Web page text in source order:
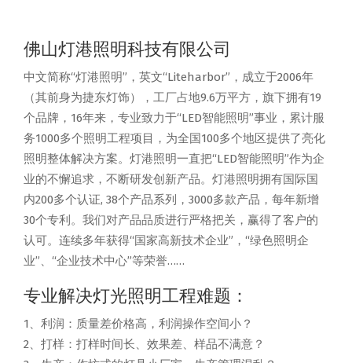
佛山灯港照明科技有限公司
中文简称“灯港照明”，英文“Liteharbor”，成立于2006年
（其前身为捷东灯饰），工厂占地9.6万平方，旗下拥有19
个品牌，16年来，专业致力于“LED智能照明”事业，累计服
务1000多个照明工程项目，为全国100多个地区提供了亮化
照明整体解决方案。灯港照明一直把“LED智能照明”作为企
业的不懈追求，不断研发创新产品。灯港照明拥有国际国
内200多个认证, 38个产品系列，3000多款产品，每年新增
30个专利。我们对产品品质进行严格把关，赢得了客户的
认可。连续多年获得“国家高新技术企业”，“绿色照明企
业”、“企业技术中心”等荣誉……
专业解决灯光照明工程难题：
1、利润：质量差价格高，利润操作空间小？
2、打样：打样时间长、效果差、样品不满意？